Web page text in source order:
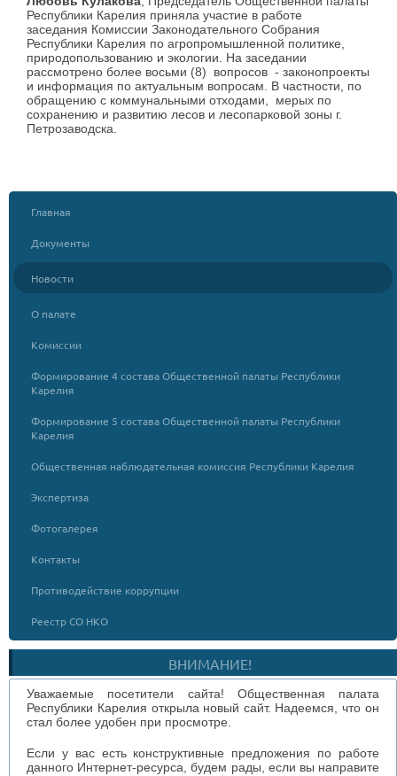
Республики Карелия приняла участие в работе
заседания Комиссии Законодательного Собрания
Республики Карелия по агропромышленной политике,
природопользованию и экологии. На заседании
рассмотрено более восьми (8) вопросов - законопроекты
и информация по актуальным вопросам. В частности, по
обращению с коммунальными отходами, мерых по
сохранению и развитию лесов и лесопарковой зоны г.
Петрозаводска.
Главная
Документы
Новости
О палате
Комиссии
Формирование 4 состава Общественной палаты Республики
Карелия
Формирование 5 состава Общественной палаты Республики
Карелия
Общественная наблюдательная комиссия Республики Карелия
Экспертиза
Фотогалерея
Контакты
Противодействие коррупции
Реестр СО НКО
ВНИМАНИЕ!
Уважаемые посетители сайта! Общественная палата
Республики Карелия открыла новый сайт. Надеемся, что он
стал более удобен при просмотре.
Если у вас есть конструктивные предложения по работе
данного Интернет-ресурса, будем рады, если вы направите